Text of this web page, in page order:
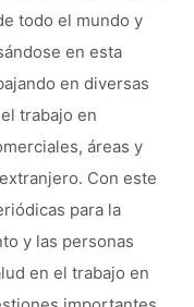
todo el mundo y
en esta
en diversas
trabajo en
áreas y
Con este
para la
y las personas
en el trabajo en